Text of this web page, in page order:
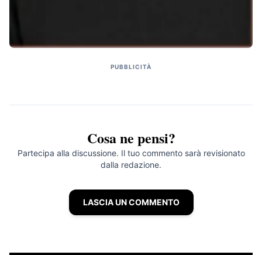
PUBBLICITÀ
Cosa ne pensi?
Partecipa alla discussione. Il tuo commento sarà revisionato
dalla redazione.
LASCIA UN COMMENTO